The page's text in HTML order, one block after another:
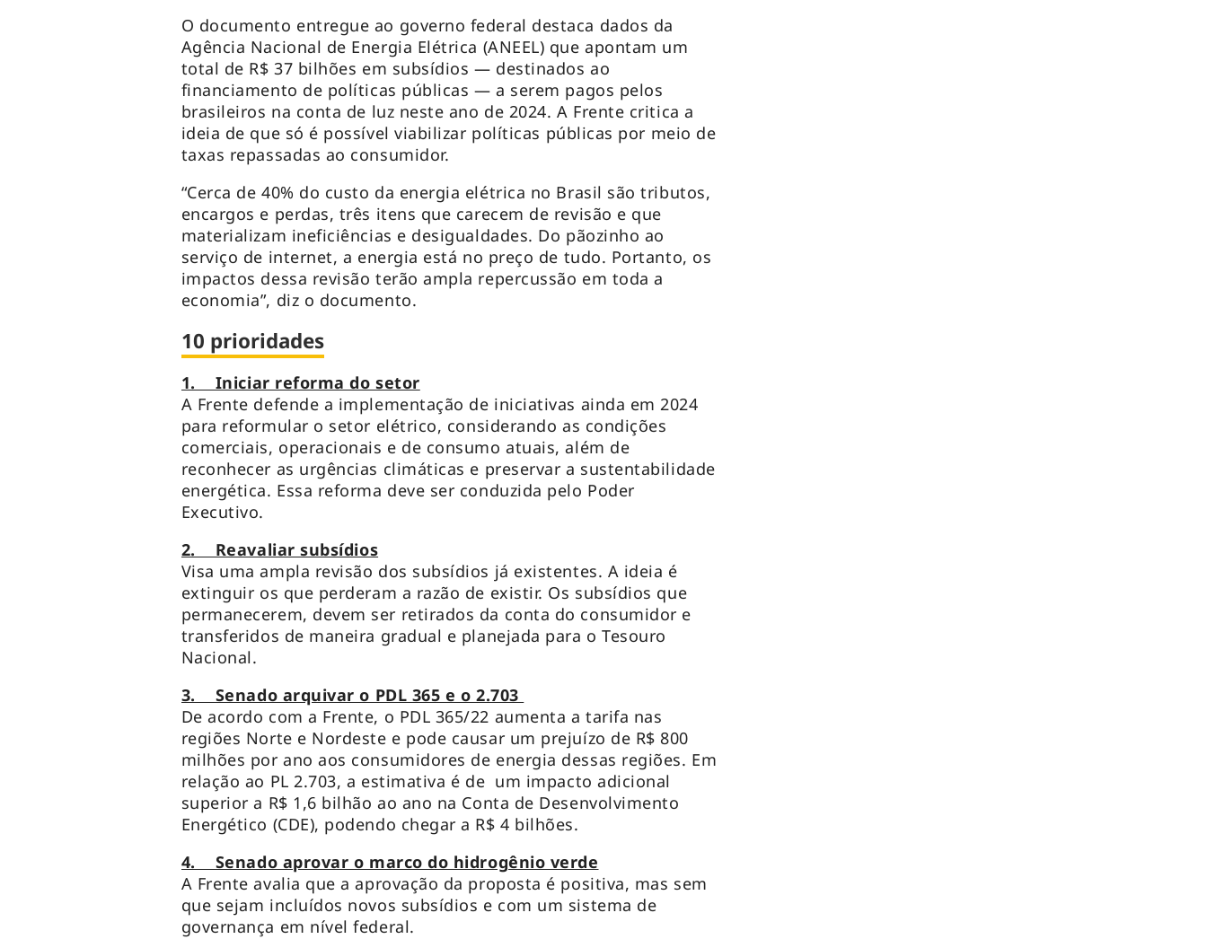
O documento entregue ao governo federal destaca dados da
Agência Nacional de Energia Elétrica (ANEEL) que apontam um
total de R$ 37 bilhões em subsídios — destinados ao
financiamento de políticas públicas — a serem pagos pelos
brasileiros na conta de luz neste ano de 2024. A Frente critica a
ideia de que só é possível viabilizar políticas públicas por meio de
taxas repassadas ao consumidor.
“Cerca de 40% do custo da energia elétrica no Brasil são tributos,
encargos e perdas, três itens que carecem de revisão e que
materializam ineficiências e desigualdades. Do pãozinho ao
serviço de internet, a energia está no preço de tudo. Portanto, os
impactos dessa revisão terão ampla repercussão em toda a
economia”, diz o documento.
10 prioridades
1. Iniciar reforma do setor
A Frente defende a implementação de iniciativas ainda em 2024
para reformular o setor elétrico, considerando as condições
comerciais, operacionais e de consumo atuais, além de
reconhecer as urgências climáticas e preservar a sustentabilidade
energética. Essa reforma deve ser conduzida pelo Poder
Executivo.
2. Reavaliar subsídios
Visa uma ampla revisão dos subsídios já existentes. A ideia é
extinguir os que perderam a razão de existir. Os subsídios que
permanecerem, devem ser retirados da conta do consumidor e
transferidos de maneira gradual e planejada para o Tesouro
Nacional.
3. Senado arquivar o PDL 365 e o 2.703
De acordo com a Frente, o PDL 365/22 aumenta a tarifa nas
regiões Norte e Nordeste e pode causar um prejuízo de R$ 800
milhões por ano aos consumidores de energia dessas regiões. Em
relação ao PL 2.703, a estimativa é de um impacto adicional
superior a R$ 1,6 bilhão ao ano na Conta de Desenvolvimento
Energético (CDE), podendo chegar a R$ 4 bilhões.
4. Senado aprovar o marco do hidrogênio verde
A Frente avalia que a aprovação da proposta é positiva, mas sem
que sejam incluídos novos subsídios e com um sistema de
governança em nível federal.